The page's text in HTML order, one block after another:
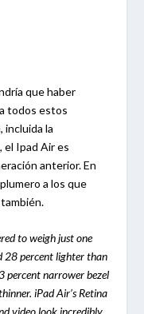
que haber
todos estos
incluida la
el Ipad Air es
anterior. En
a los que
to weigh just one
28 percent lighter than
percent narrower bezel
iPad Air’s Retina